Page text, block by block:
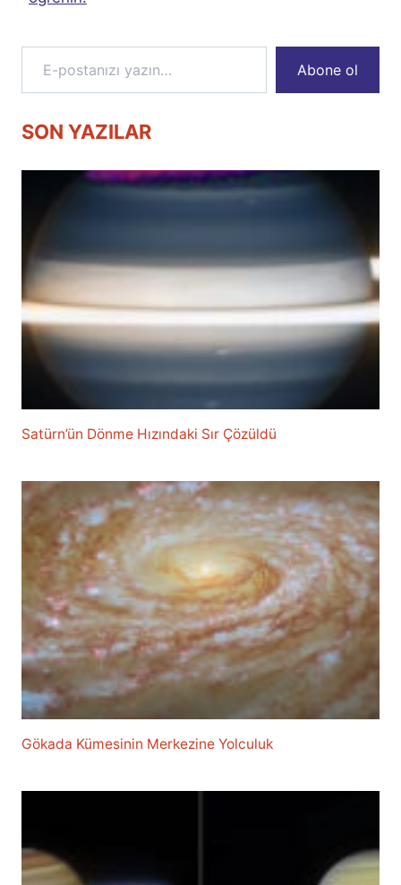
E-postanızı yazın…
Abone ol
SON YAZILAR
Satürn’ün Dönme Hızındaki Sır Çözüldü
Gökada Kümesinin Merkezine Yolculuk